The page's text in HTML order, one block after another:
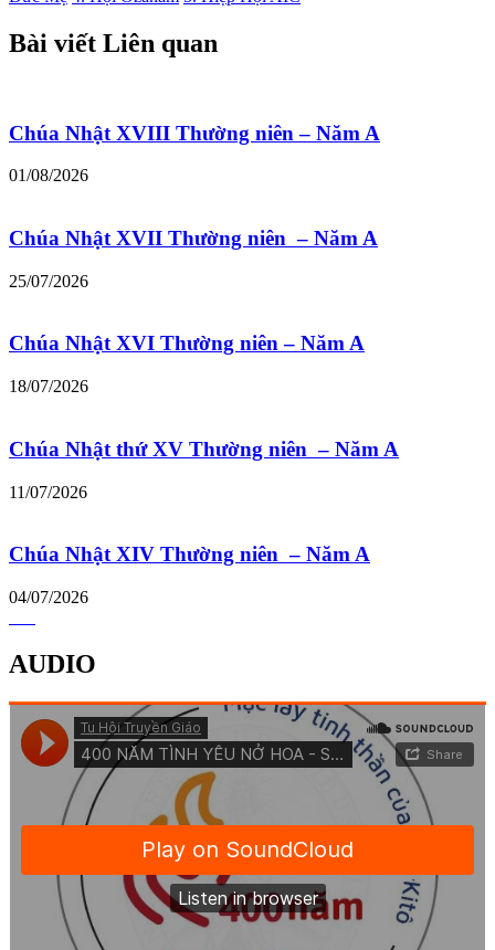
Bài viết Liên quan
Chúa Nhật XVIII Thường niên – Năm A
01/08/2026
Chúa Nhật XVII Thường niên – Năm A
25/07/2026
Chúa Nhật XVI Thường niên – Năm A
18/07/2026
Chúa Nhật thứ XV Thường niên – Năm A
11/07/2026
Chúa Nhật XIV Thường niên – Năm A
04/07/2026
AUDIO